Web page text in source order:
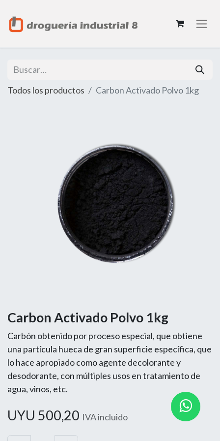
Todos los productos Carbon Activado Polvo 1kg
Carbon Activado Polvo 1kg
Carbón obtenido por proceso especial, que obtiene
una partícula hueca de gran superficie específica, que
lo hace apropiado como agente decolorante y
desodorante, con múltiples usos en tratamiento de
agua, vinos, etc.
UYU 500,20 IVA incluido